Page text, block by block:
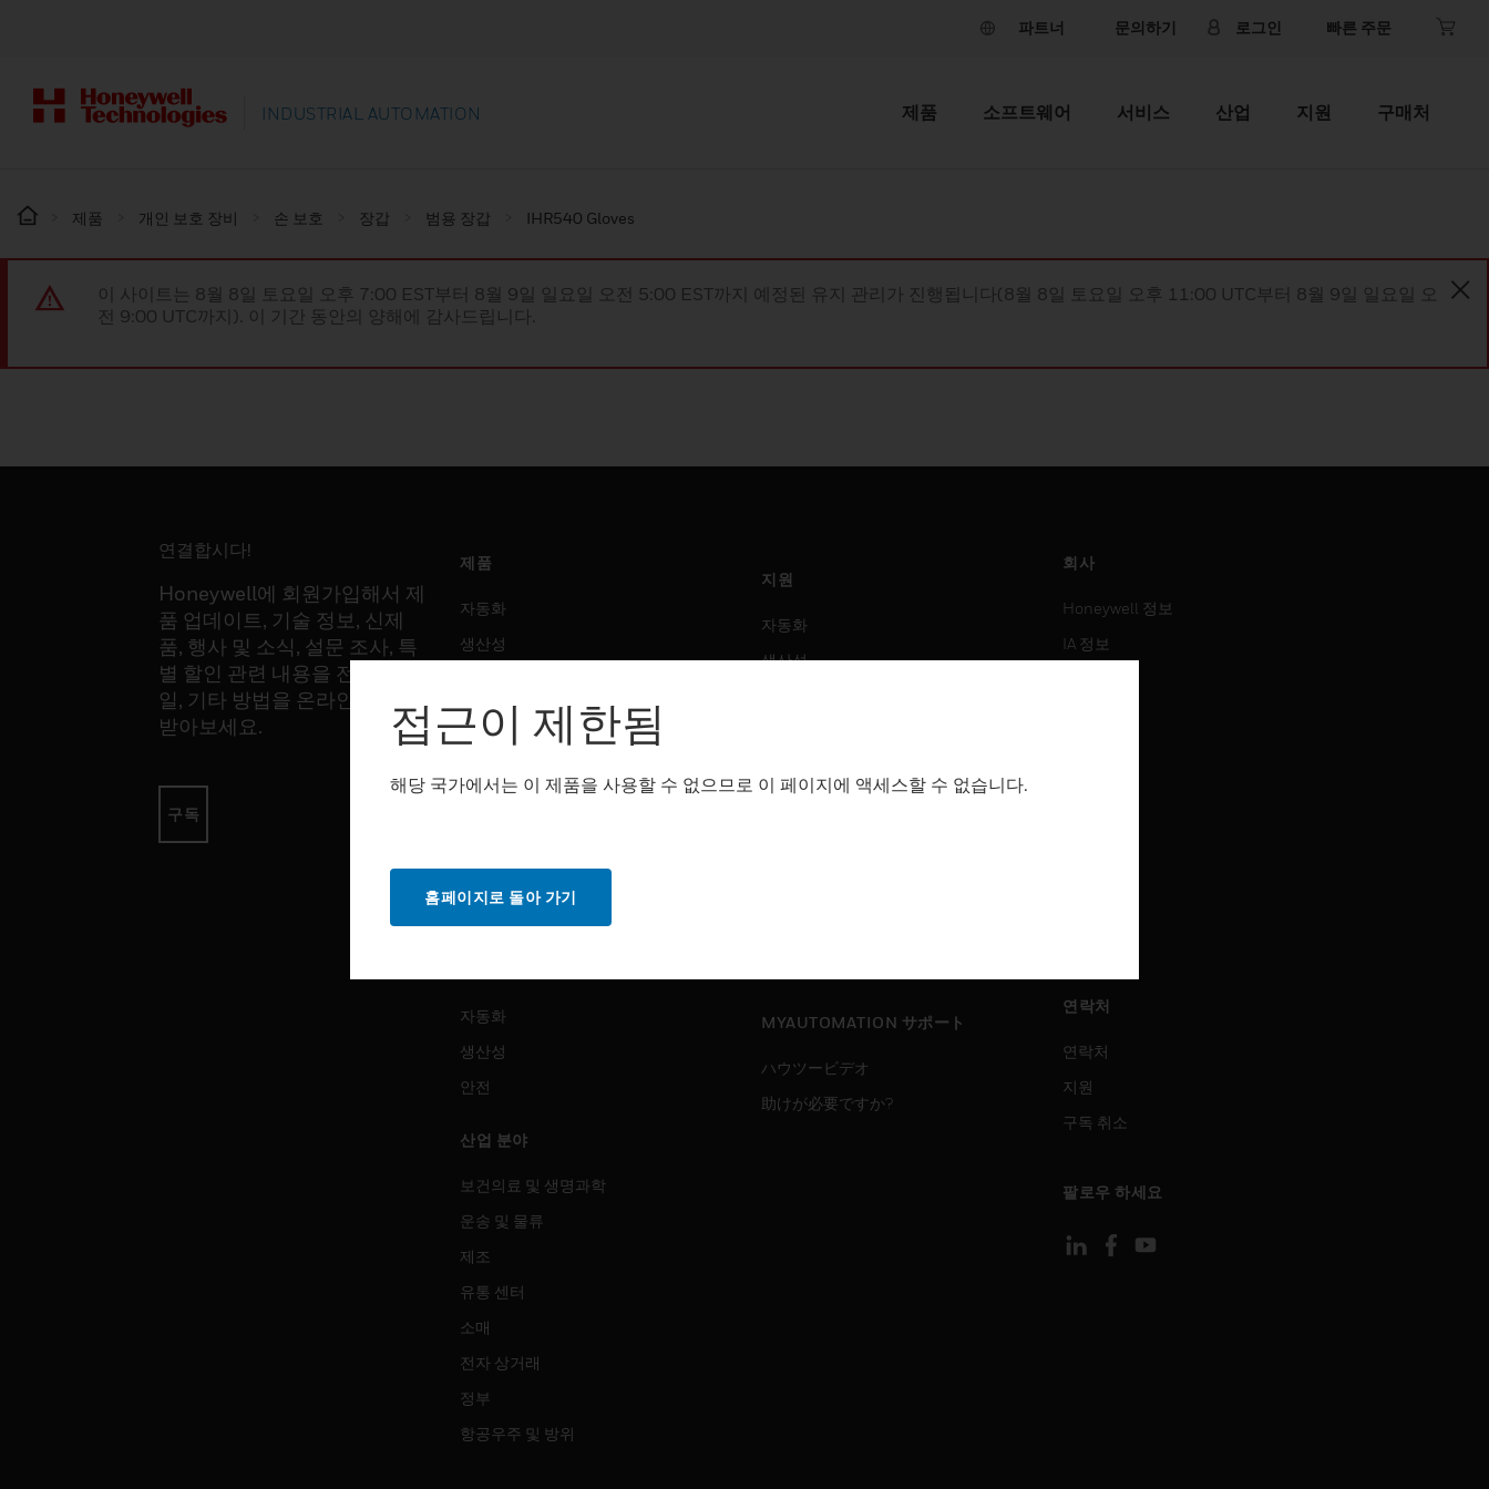
파트너 문의하기 로그인 빠른 주문
INDUSTRIAL AUTOMATION 제품 소프트웨어 서비스 산업 지원 구매처
제품 개인 보호 장비 손 보호 장갑 범용 장갑 IHR540 Gloves
이 사이트는 8월 8일 토요일 오후 7:00 EST부터 8월 9일 일요일 오전 5:00 EST까지 예정된 유지 관리가 진행됩니다(8월 8일 토요일 오후 11:00 UTC부터 8월 9일 일요일 오
전 9:00 UTC까지). 이 기간 동안의 양해에 감사드립니다.
연결합시다!
Honeywell에 회원가입해서 제
품 업데이트, 기술 정보, 신제
품, 행사 및 소식, 설문 조사, 특
별 할인 관련 내용을 전화, 이메
일, 기타 방법을 온라인을 통해
받아보세요.
구독
제품
자동화
생산성
감지 솔루션
소프트웨어
생산성
안전
자동화
생산성
안전
산업 분야
보건의료 및 생명과학
운송 및 물류
제조
유통 센터
소매
전자 상거래
정부
항공우주 및 방위
지원
자동화
생산성
구매처
MYAUTOMATION サポート
ハウツービデオ
助けが必要ですか?
회사
Honeywell 정보
IA 정보
연락처
연락처
지원
구독 취소
팔로우 하세요
접근이 제한됨
해당 국가에서는 이 제품을 사용할 수 없으므로 이 페이지에 액세스할 수 없습니다.
홈페이지로 돌아 가기